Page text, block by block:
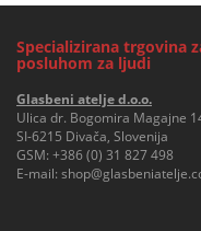
Specializirana trgovina
posluhom za ljudi
Glasbeni atelje d.o.o.
Ulica dr. Bogomira Magajne
SI-6215 Divača, Slovenija
GSM: +386 (0) 31 827 498
E-mail: